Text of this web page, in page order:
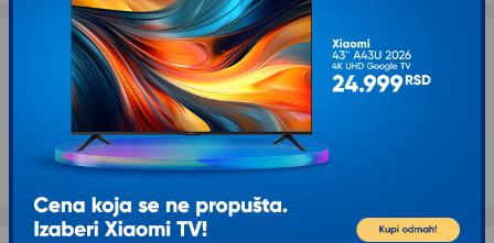
Želite li ponudu za firmu?
Kontaktirajte nas
Opis proizvoda LC POWER Seamless X LC-
715B-ON Black mid tower kućište